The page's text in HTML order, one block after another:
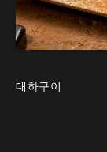
대하구이